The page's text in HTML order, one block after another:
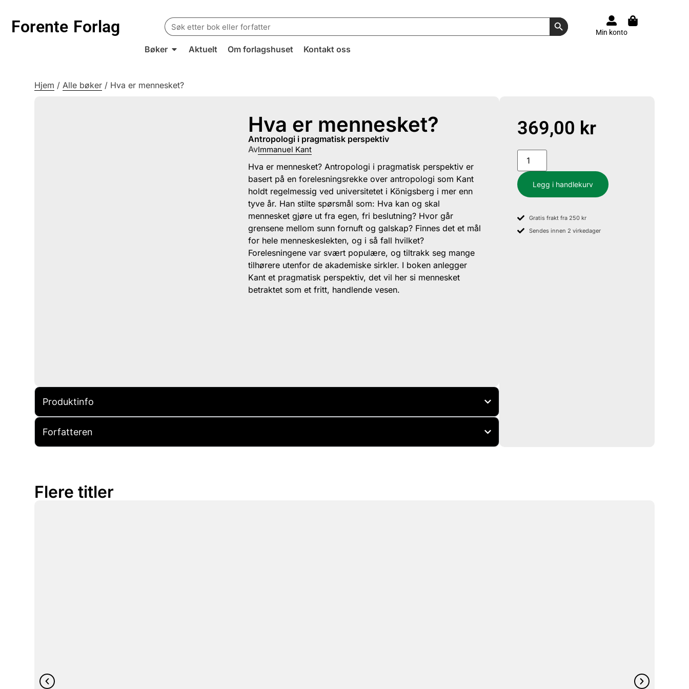
Forente Forlag
Search
for:
Search Button
Min konto
Bøker Aktuelt Om forlagshuset Kontakt oss
Hjem /Alle bøker / Hva er mennesket?
Hva er mennesket?
antropologi i pragmatisk perspektiv
AvImmanuel Kant
Hva er mennesket? Antropologi i pragmatisk perspektiv er
basert på en forelesningsrekke over antropologi som Kant
holdt regelmessig ved universitetet i Königsberg i mer enn
tyve år. Han stilte spørsmål som: Hva kan og skal
mennesket gjøre ut fra egen, fri beslutning? Hvor går
grensene mellom sunn fornuft og galskap? Finnes det et mål
for hele menneskeslekten, og i så fall hvilket?
Forelesningene var svært populære, og tiltrakk seg mange
tilhørere utenfor de akademiske sirkler. I boken anlegger
Kant et pragmatisk perspektiv, det vil her si mennesket
betraktet som et fritt, handlende vesen.
Produktinfo
Forfatteren
369,00 kr
Legg i handlekurv
Gratis frakt fra 250 kr
Sendes innen 2 virkedager
Flere titler